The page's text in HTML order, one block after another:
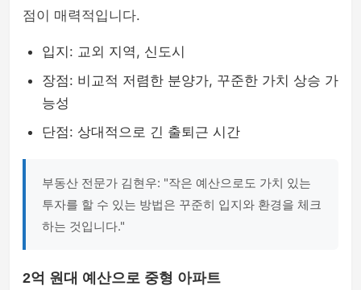
점이 매력적입니다.
입지: 교외 지역, 신도시
장점: 비교적 저렴한 분양가, 꾸준한 가치 상승 가
능성
단점: 상대적으로 긴 출퇴근 시간
부동산 전문가 김현우: "작은 예산으로도 가치 있는
투자를 할 수 있는 방법은 꾸준히 입지와 환경을 체크
하는 것입니다."
2억 원대 예산으로 중형 아파트